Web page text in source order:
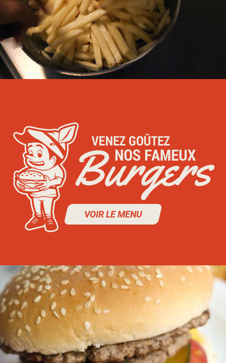
VOIR LE MENU